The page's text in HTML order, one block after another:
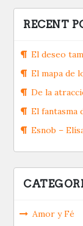
RECENT
El deseo
El mapa de
De la
El fantasma
Esnob –
Amor y Fé